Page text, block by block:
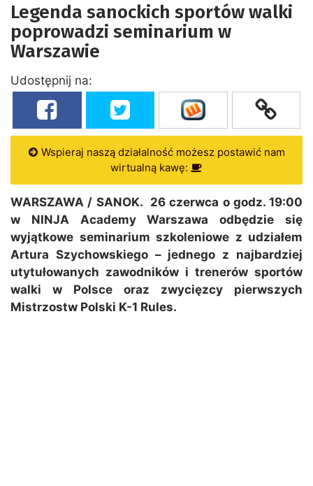
Legenda sanockich sportów walki
poprowadzi seminarium w
Warszawie
Udostępnij na:
Wspieraj naszą działalność możesz postawić nam
wirtualną kawę:
WARSZAWA / SANOK. 26 czerwca o godz. 19:00
w NINJA Academy Warszawa odbędzie się
wyjątkowe seminarium szkoleniowe z udziałem
Artura Szychowskiego – jednego z najbardziej
utytułowanych zawodników i trenerów sportów
walki w Polsce oraz zwycięzcy pierwszych
Mistrzostw Polski K-1 Rules.